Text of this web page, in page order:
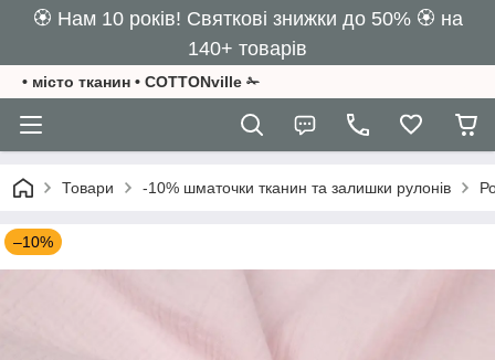
🏵️ Нам 10 років! Святкові знижки до 50% 🏵️ на
140+ товарів
• місто тканин • COTTONville ✁
Товари -10% шматочки тканин та залишки рулонів
–10%